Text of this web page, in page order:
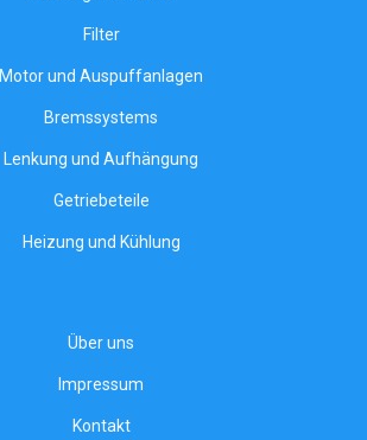
Filter
Motor und Auspuffanlagen
Bremssystems
Lenkung und Aufhängung
Getriebeteile
Heizung und Kühlung
Über uns
Impressum
Kontakt